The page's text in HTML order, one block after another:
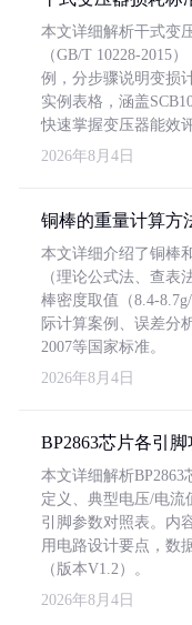
本文详细解析干式变
（GB/T 10228-2015
例，分步骤说明变损
实例表格，涵盖
快速掌握变压器能效
2026年8月4日
铜棒的重量计算方
本文详细介绍了铜棒
（理论公式法、查表
棒密度取值（8.4-
际计算案例、误差分
2007等国家标准。
2026年8月4日
BP2863芯片各引
本文详细解析
定义、典型电压/电流
引脚参数对照表。内
用电路设计要点，数
（版本V1.2）。
2026年8月4日